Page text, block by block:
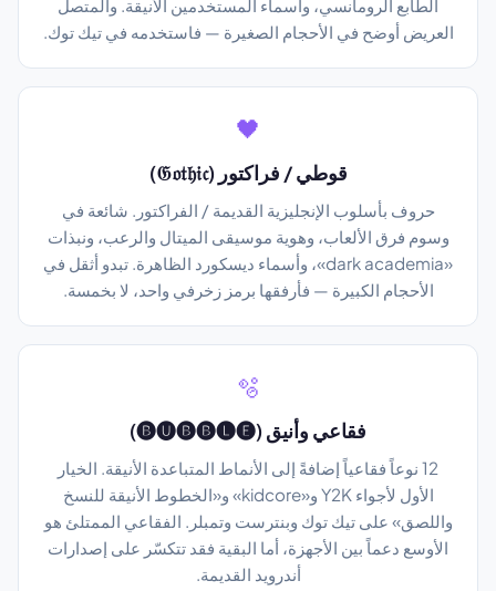
الطابع الرومانسي، وأسماء المستخدمين الأنيقة. والمتصل
العريض أوضح في الأحجام الصغيرة — فاستخدمه في تيك توك.
🖤
قوطي / فراكتور (𝔊𝔬𝔱𝔥𝔦𝔠)
حروف بأسلوب الإنجليزية القديمة / الفراكتور. شائعة في
وسوم فرق الألعاب، وهوية موسيقى الميتال والرعب، ونبذات
«dark academia»، وأسماء ديسكورد الظاهرة. تبدو أثقل في
الأحجام الكبيرة — فأرفقها برمز زخرفي واحد، لا بخمسة.
🫧
فقاعي وأنيق (🅑🅤🅑🅑🅛🅔)
12 نوعاً فقاعياً إضافةً إلى الأنماط المتباعدة الأنيقة. الخيار
الأول لأجواء Y2K و«kidcore» و«الخطوط الأنيقة للنسخ
واللصق» على تيك توك وبنترست وتمبلر. الفقاعي الممتلئ هو
الأوسع دعماً بين الأجهزة، أما البقية فقد تتكسّر على إصدارات
أندرويد القديمة.